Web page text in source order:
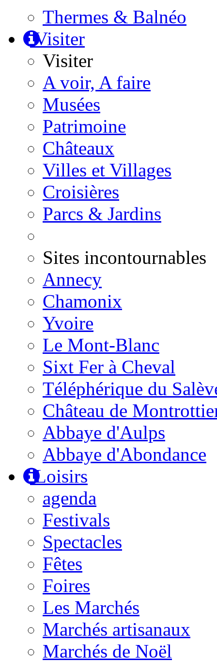
Thermes & Balnéo
Visiter
Visiter
A voir, A faire
Musées
Patrimoine
Châteaux
Villes et Villages
Croisières
Parcs & Jardins
Sites incontournables
Annecy
Chamonix
Yvoire
Le Mont-Blanc
Sixt Fer à Cheval
Téléphérique du
Château de
Abbaye d'Aulps
Abbaye d'Abondance
Loisirs
agenda
Festivals
Spectacles
Fêtes
Foires
Les Marchés
Marchés artisanaux
Marchés de Noël